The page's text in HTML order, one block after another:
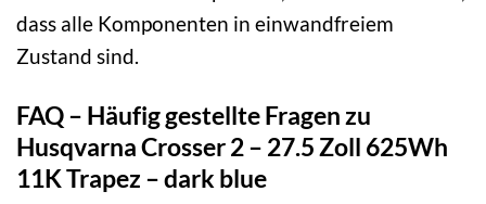
dass alle Komponenten in einwandfreiem
Zustand sind.
FAQ – Häufig gestellte Fragen zu
Husqvarna Crosser 2 – 27.5 Zoll 625Wh
11K Trapez – dark blue